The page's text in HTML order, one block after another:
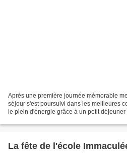
Après une première journée mémorable
séjour s'est poursuivi dans les meilleures
le plein d'énergie grâce à un petit
La fête de l'école